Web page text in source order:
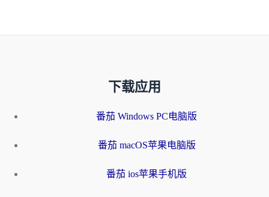
下载应用
番茄 Windows PC电脑版
番茄 macOS苹果电脑版
番茄 ios苹果手机版